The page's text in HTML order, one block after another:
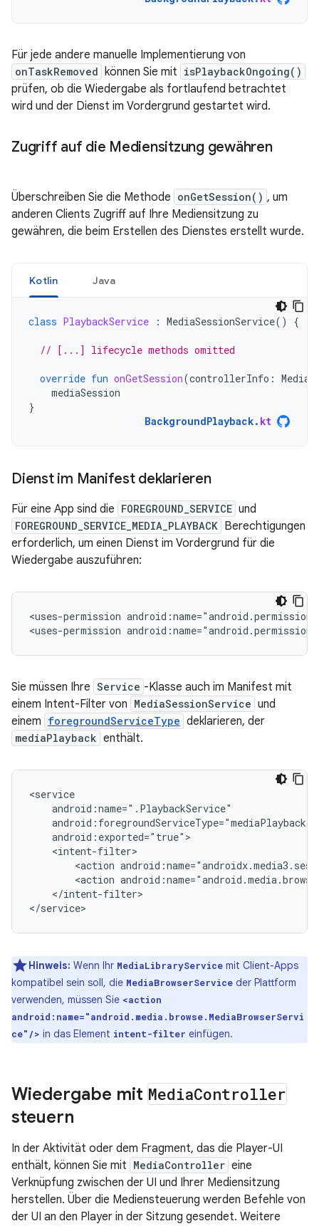
Für jede andere manuelle Implementierung von
onTaskRemoved können Sie mit isPlaybackOngoing()
prüfen, ob die Wiedergabe als fortlaufend betrachtet
wird und der Dienst im Vordergrund gestartet wird.
Zugriff auf die Mediensitzung gewähren
Überschreiben Sie die Methode onGetSession() , um
anderen Clients Zugriff auf Ihre Mediensitzung zu
gewähren, die beim Erstellen des Dienstes erstellt wurde.
Kotlin Java
class PlaybackService : MediaSessionService() {
// [...] lifecycle methods omitted
override fun onGetSession(controllerInfo :
mediaSession
}
BackgroundPlayback. kt
Dienst im Manifest deklarieren
Für eine App sind die FOREGROUND_SERVICE und
FOREGROUND_SERVICE_MEDIA_PLAYBACK Berechtigungen
erforderlich, um einen Dienst im Vordergrund für die
Wiedergabe auszuführen:
<uses-permission
<uses-permission
Sie müssen Ihre Service -Klasse auch im Manifest mit
einem Intent-Filter von MediaSessionService und
einem foregroundServiceType deklarieren, der
mediaPlayback enthält.
<action
<action
</intent-filter>
Hinweis: Wenn Ihr MediaLibraryService mit Client-Apps
kompatibel sein soll, die MediaBrowserService der Plattform
verwenden, müssen Sie <action
android:name="android.media.browse.MediaBrowserServi
ce"/> in das Element intent-filter einfügen.
Wiedergabe mit MediaController
steuern
In der Aktivität oder dem Fragment, das die Player-UI
enthält, können Sie mit MediaController eine
Verknüpfung zwischen der UI und Ihrer Mediensitzung
herstellen. Über die Mediensteuerung werden Befehle von
der UI an den Player in der Sitzung gesendet. Weitere